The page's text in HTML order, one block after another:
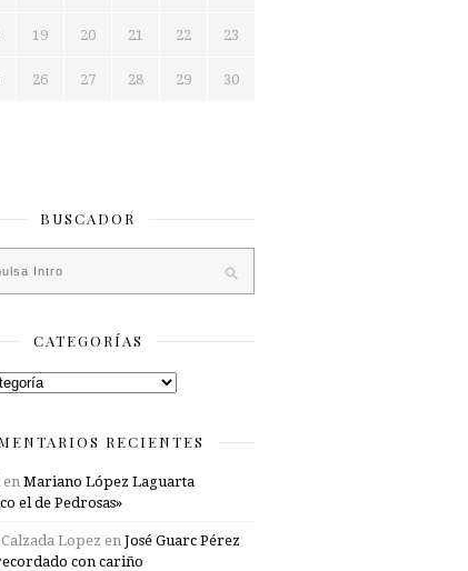
19 20 21 22 23
26 27 28 29 30
BUSCADOR
CATEGORÍAS
RECIENTES
en Mariano López Laguarta
el de Pedrosas»
Lopez en José Guarc Pérez
con cariño